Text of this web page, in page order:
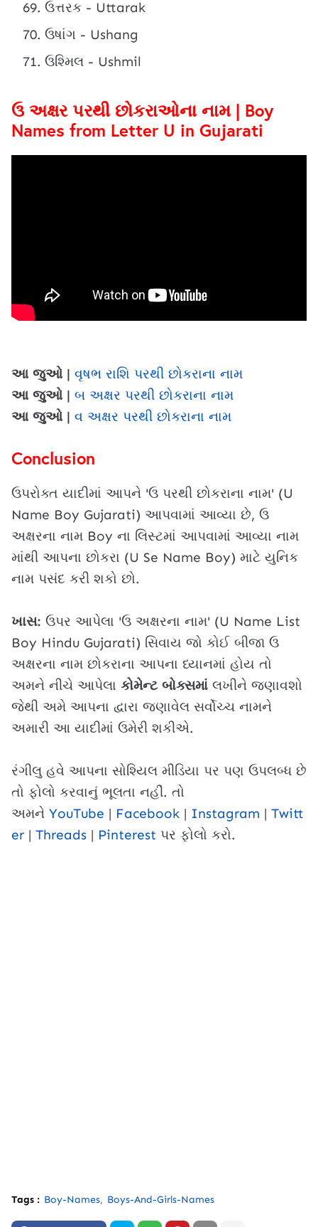
ઉત્તરક - Uttarak
ઉષાંગ - Ushang
ઉશ્મિલ - Ushmil
ઉ અક્ષર પરથી છોકરાઓના નામ | Boy
Names from Letter U in Gujarati
આ જુઓ | વૃષભ રાશિ પરથી છોકરાના નામ
આ જુઓ | બ અક્ષર પરથી છોકરાના નામ
આ જુઓ | વ અક્ષર પરથી છોકરાના નામ
Conclusion
ઉપરોક્ત યાદીમાં આપને 'ઉ પરથી છોકરાના નામ' (U
Name Boy Gujarati) આપવામાં આવ્યા છે, ઉ
અક્ષરના નામ Boy ના લિસ્ટમાં આપવામાં આવ્યા નામ
માંથી આપના છોકરા (U Se Name Boy) માટે યુનિક
નામ પસંદ કરી શકો છો.
ખાસ: ઉપર આપેલા 'ઉ અક્ષરના નામ' (U Name List
Boy Hindu Gujarati) સિવાય જો કોઈ બીજા ઉ
અક્ષરના નામ છોકરાના આપના ધ્યાનમાં હોય તો
અમને નીચે આપેલા કોમેન્ટ બોક્સમાં લખીને જણાવશો
જેથી અમે આપના દ્વારા જણાવેલ સર્વોચ્ચ નામને
અમારી આ યાદીમાં ઉમેરી શકીએ.
રંગીલુ હવે આપના સોશ્યિલ મીડિયા પર પણ ઉપલબ્ધ છે
તો ફોલો કરવાનું ભૂલતા નહીં. તો
અમને YouTube | Facebook | Instagram | Twitt
er | Threads | Pinterest પર ફોલો કરો.
Tags : Boy-Names Boys-And-Girls-Names